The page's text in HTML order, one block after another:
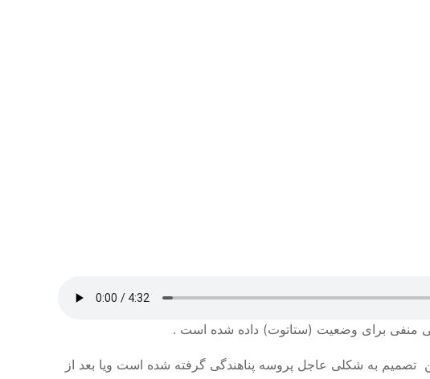
منفی برای وضعیت (ستاتوت) داده شده است .
این است که این تصمیم به شکلی عاجل پروسه پناهندگی گرفته شده است ویا بعد از